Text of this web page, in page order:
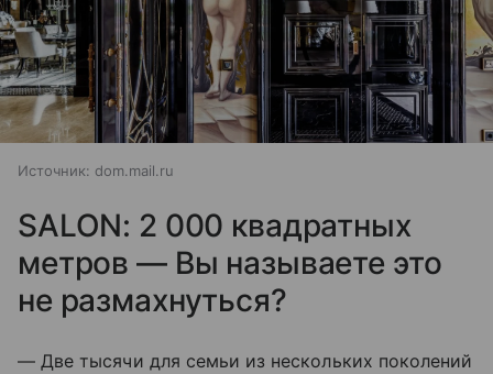
Источник: dom.mail.ru
SALON: 2 000 квадратных
метров — Вы называете это
не размахнуться?
— Две тысячи для семьи из нескольких поколений